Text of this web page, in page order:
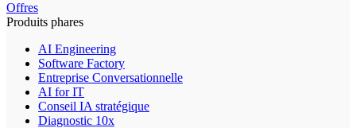
Offres
Produits phares
AI Engineering
Software Factory
Entreprise Conversationnelle
AI for IT
Conseil IA stratégique
Diagnostic 10x